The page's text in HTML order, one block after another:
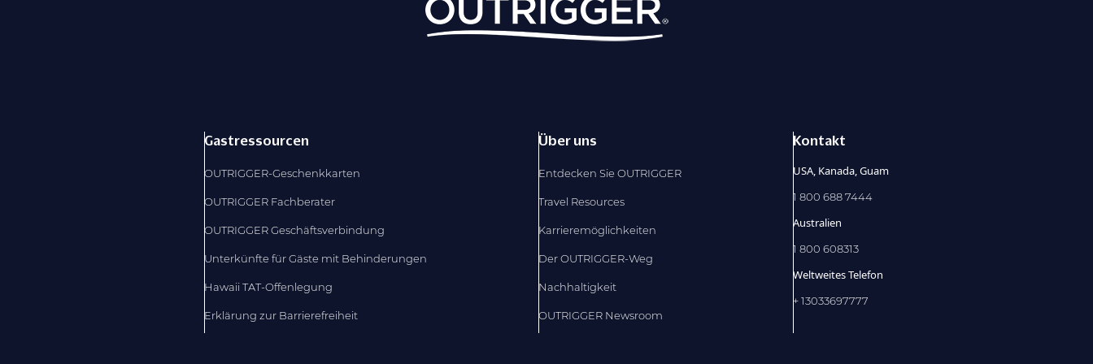
Gastressourcen
OUTRIGGER-Geschenkkarten
OUTRIGGER Fachberater
OUTRIGGER Geschäftsverbindung
Unterkünfte für Gäste mit Behinderungen
Hawaii TAT-Offenlegung
Erklärung zur Barrierefreiheit
Über uns
Entdecken Sie OUTRIGGER
Travel Resources
Karrieremöglichkeiten
Der OUTRIGGER-Weg
Nachhaltigkeit
OUTRIGGER Newsroom
Kontakt
USA, Kanada, Guam
1 800 688 7444
Australien
1 800 608313
Weltweites Telefon
+ 13033697777